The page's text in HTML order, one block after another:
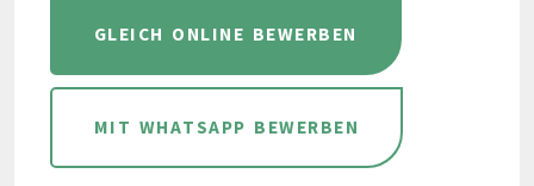
GLEICH ONLINE BEWERBEN
MIT WHATSAPP BEWERBEN